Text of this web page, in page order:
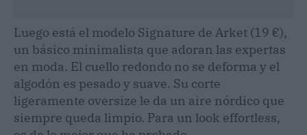
Luego está el modelo Signature de Arket (19 €),
un básico minimalista que adoran las expertas
en moda. El cuello redondo no se deforma y el
algodón es pesado y suave. Su corte
ligeramente oversize le da un aire nórdico que
siempre queda limpio. Para un look effortless,